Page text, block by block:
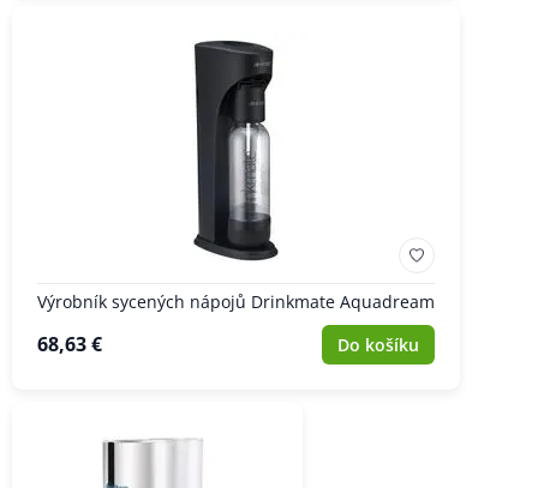
Výrobník sycených nápojů Drinkmate Aquadream
68,63 € Do košíku